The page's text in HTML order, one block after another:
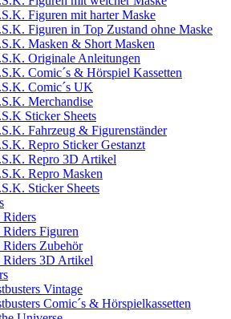
Figuren mit harter Maske
Figuren in Top Zustand ohne Maske
Masken & Short Masken
Originale Anleitungen
Comic´s & Hörspiel Kassetten
Comic´s UK
Merchandise
Sticker Sheets
Fahrzeug & Figurenständer
Repro Sticker Gestanzt
Repro 3D Artikel
Repro Masken
Sticker Sheets
Figuren
Zubehör
3D Artikel
Vintage
Comic´s & Hörspielkassetten